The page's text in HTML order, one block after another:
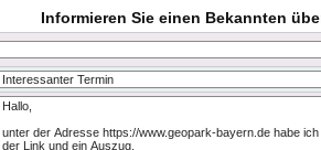
Informieren Sie einen Bekannten